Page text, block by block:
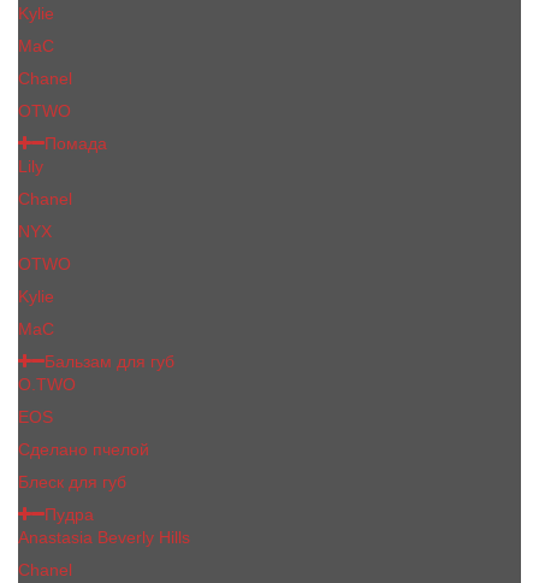
Kylie
MaC
Сhanеl
OTWO
Помада
Lily
Chanel
NYX
OTWO
Kylie
МаС
Бальзам для губ
O.TWO
EOS
Сделано пчелой
Блеск для губ
Пудра
Anastasia Beverly Hills
Chanel